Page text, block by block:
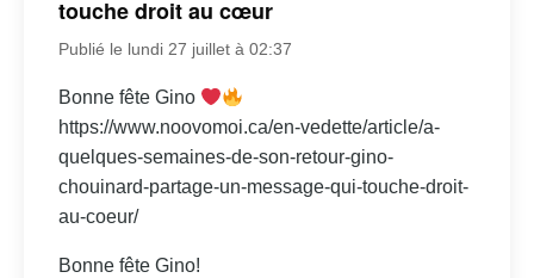
touche droit au cœur
Publié le lundi 27 juillet à 02:37
Bonne fête Gino
https://www.noovomoi.ca/en-vedette/article/a-
quelques-semaines-de-son-retour-gino-
chouinard-partage-un-message-qui-touche-droit-
au-coeur/
Bonne fête Gino!